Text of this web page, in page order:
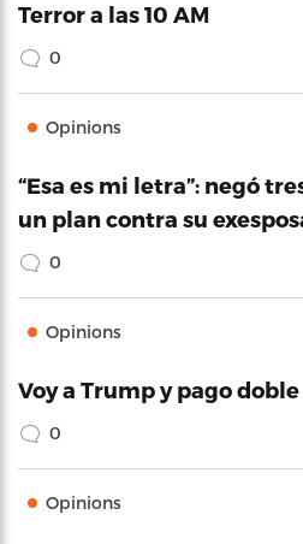
Terror a las 10 AM
0
Opinions
“Esa es mi letra”: negó
un plan contra su
0
Opinions
Voy a Trump y pago doble
0
Opinions